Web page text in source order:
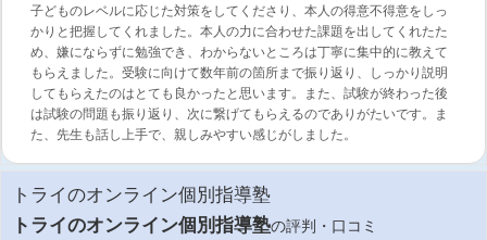
子どものレベルに応じた対策をしてくださり、本人の得意不得意をしっ
かりと把握してくれました。本人の力に合わせた課題を出してくれたた
め、嫌にならずに勉強でき、わからないところは丁寧に集中的に教えて
もらえました。受験に向けて数年前の箇所まで振り返り、しっかり説明
してもらえたのはとても良かったと思います。また、試験が終わった後
は試験の問題も振り返り、次に繋げてもらえるのでありがたいです。ま
た、先生も話し上手で、親しみやすい感じがしました。
トライのオンライン個別指導塾
トライのオンライン個別指導塾の評判・口コミ